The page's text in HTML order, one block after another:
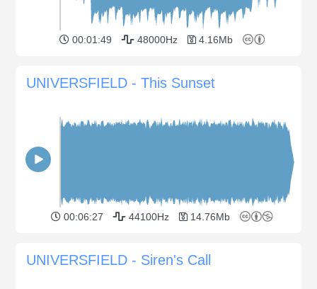
00:01:49 48000Hz 4.16Mb
UNIVERSFIELD - This Sunset
00:06:27 44100Hz 14.76Mb
UNIVERSFIELD - Siren's Call